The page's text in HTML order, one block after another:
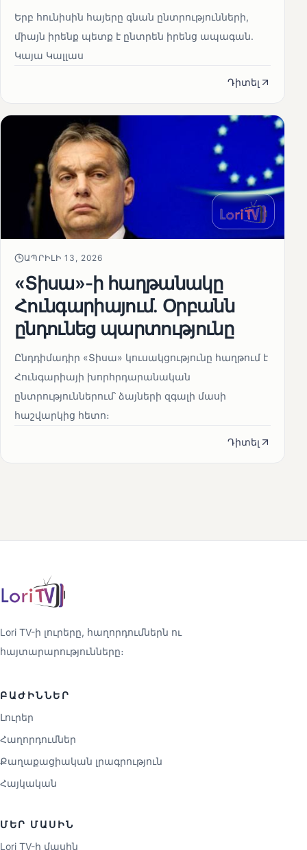
Երբ հունիսին հայերը գնան ընտրությունների,
միայն իրենք պետք է ընտրեն իրենց ապագան.
Կայա Կալլաս
Դիտել
ԱՊՐԻԼԻ 13, 2026
«Տիսա»-ի հաղթանակը
Հունգարիայում․ Օրբանն
ընդունեց պարտությունը
Ընդդիմադիր «Տիսա» կուսակցությունը հաղթում է
Հունգարիայի խորհրդարանական
ընտրություններում՝ ձայների զգալի մասի
հաշվարկից հետո։
Դիտել
Lori TV-ի լուրերը, հաղորդումներն ու
հայտարարությունները։
ԲԱԺԻՆՆԵՐ
Լուրեր
Հաղորդումներ
Քաղաքացիական լրագրություն
Հայկական
ՄԵՐ ՄԱՍԻՆ
Lori TV-ի մասին